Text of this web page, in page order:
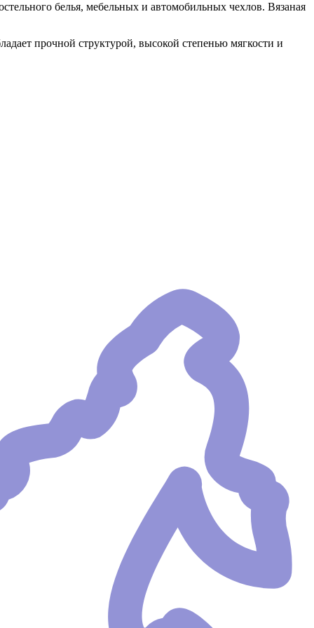
белья, мебельных и автомобильных чехлов. Вязаная
прочной структурой, высокой степенью мягкости и